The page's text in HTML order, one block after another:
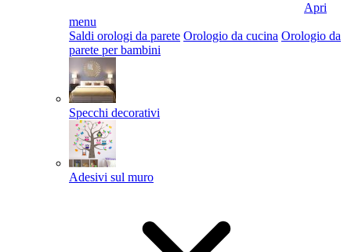
Apri
menu
Saldi orologi da parete Orologio da cucina Orologio da
parete per bambini
Specchi decorativi
Adesivi sul muro